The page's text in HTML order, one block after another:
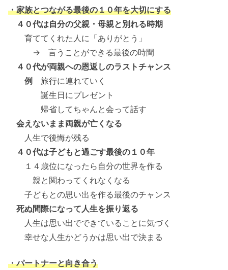
・家族とつながる最後の１０年を大切にする
４０代は自分の父親・母親と別れる時期
育ててくれた人に「ありがとう」
→ 言うことができる最後の時間
４０代が両親への恩返しのラストチャンス
例
旅行に連れていく
誕生日にプレゼント
帰省してちゃんと会って話す
会えないまま両親が亡くなる
人生で後悔が残る
４０代は子どもと過ごす最後の１０年
１４歳位になったら自分の世界を作る
親と関わってくれなくなる
子どもとの思い出を作る最後のチャンス
死ぬ間際になって人生を振り返る
人生は思い出でできていることに気づく
幸せな人生かどうかは思い出で決まる
・パートナーと向き合う